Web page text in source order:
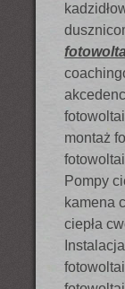
montaż
Pompy
kamena
ciepła